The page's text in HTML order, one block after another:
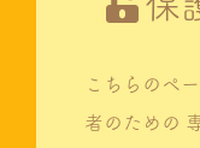
こちらのペ
者のための